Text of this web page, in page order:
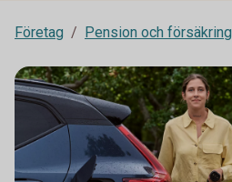
Företag Pension och försäkring